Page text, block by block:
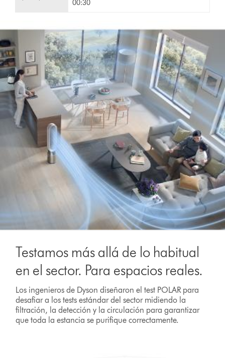
00:30
Testamos más allá de lo habitual
en el sector. Para espacios reales.
Los ingenieros de Dyson diseñaron el test POLAR para
desafiar a los tests estándar del sector midiendo la
filtración, la detección y la circulación para garantizar
que toda la estancia se purifique correctamente.